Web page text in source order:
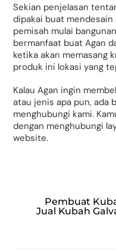
Sekian penjelasan
dipakai buat
pemisah mulai
bermanfaat buat Agan
ketika akan memasang
produk ini lokasi yang
Kalau Agan ingin
atau jenis apa pun, ada
menghubungi kami.
dengan menghubungi
website.
Pembuat
Jual Kubah